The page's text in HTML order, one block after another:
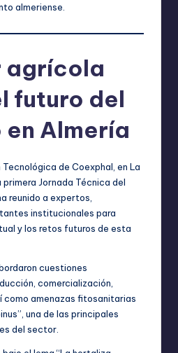
almeriense.
agrícola
futuro del
Almería
de Coexphal, en La
Jornada Técnica del
reunido a expertos,
institucionales para
y los retos futuros de esta
cuestiones
comercialización,
como amenazas fitosanitarias
una de las principales
del sector.